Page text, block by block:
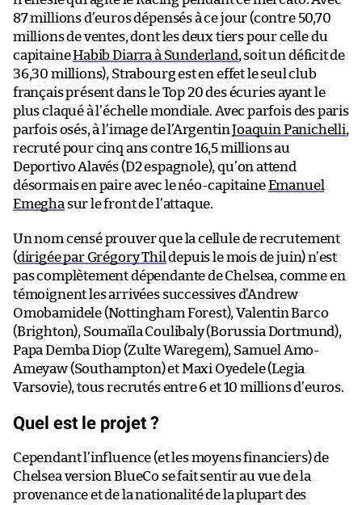
87 millions d’euros dépensés à ce jour (contre 50,70
millions de ventes, dont les deux tiers pour celle du
capitaineHabib Diarra à Sunderland , soit un déficit de
36,30 millions), Strabourg est en effet le seul club
français présent dans le Top 20 des écuries ayant le
plus claqué à l’échelle mondiale. Avec parfois des paris
parfois osés, à l’image de l’ArgentinJoaquin Panichelli,
recruté pour cinq ans contre 16,5 millions au
Deportivo Alavés (D2 espagnole), qu’on attend
désormais en paire avec le néo-capitaineEmanuel
Emegha sur le front de l’attaque.
Un nom censé prouver que la cellule de recrutement
(dirigée par Grégory Thildepuis le mois de juin) n’est
pas complètement dépendante de Chelsea, comme en
témoignent les arrivées successives d’Andrew
Omobamidele (Nottingham Forest), Valentin Barco
(Brighton), Soumaïla Coulibaly (Borussia Dortmund),
Papa Demba Diop (Zulte Waregem), Samuel Amo-
Ameyaw (Southampton) et Maxi Oyedele (Legia
Varsovie), tous recrutés entre 6 et 10 millions d’euros.
Quel est le projet ?
Cependant l’influence (et les moyens financiers) de
Chelsea version BlueCo se fait sentir au vue de la
provenance et de la nationalité de la plupart des